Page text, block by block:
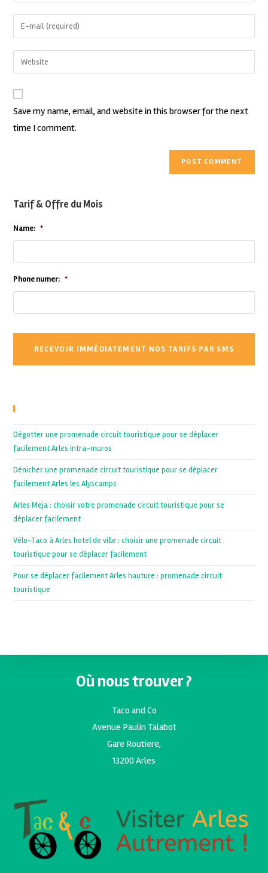
Save my name, email, and website in this browser for the next
time I comment.
Tarif & Offre du Mois
Name: *
Phone numer: *
Dégotter une promenade circuit touristique pour se déplacer
facilement Arles intra-muros
Dénicher une promenade circuit touristique pour se déplacer
facilement Arles les Alyscamps
Arles Meja : choisir votre promenade circuit touristique pour se
déplacer facilement
Vélo-Taco à Arles hotel de ville : choisir une promenade circuit
touristique pour se déplacer facilement
Pour se déplacer facilement Arles hauture : promenade circuit
touristique
Où nous trouver ?
Taco and Co
Avenue Paulin Talabot
Gare Routiere,
13200 Arles